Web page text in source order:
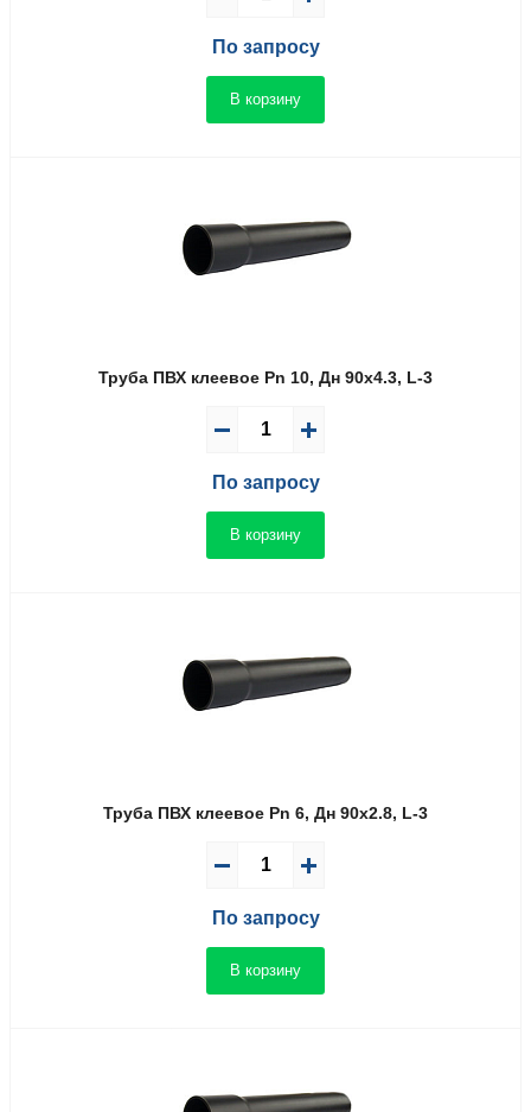
По запросу
В корзину
Труба ПВХ клеевое Pn 10, Дн 90х4.3, L-3
По запросу
В корзину
Труба ПВХ клеевое Pn 6, Дн 90х2.8, L-3
По запросу
В корзину